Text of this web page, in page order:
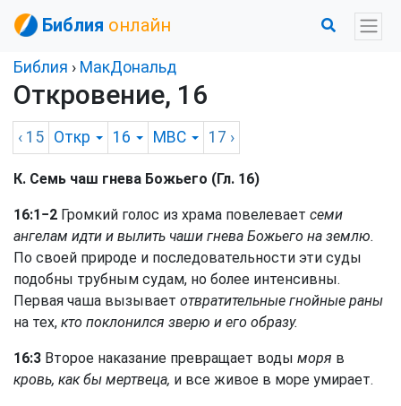
Библия онлайн
Библия › МакДональд
Откровение, 16
‹ 15 Откр 16 MBC 17 ›
К. Семь чаш гнева Божьего (Гл. 16)
16:1−2 Громкий голос из храма повелевает семи
ангелам идти и вылить чаши гнева Божьего на землю.
По своей природе и последовательности эти суды
подобны трубным судам, но более интенсивны.
Первая чаша вызывает отвратительные гнойные раны
на тех, кто поклонился зверю и его образу.
16:3 Второе наказание превращает воды моря в
кровь, как бы мертвеца, и все живое в море умирает.